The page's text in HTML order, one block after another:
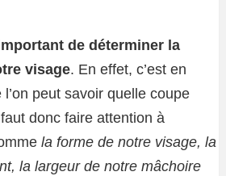
de déterminer la
visage. En effet, c’est en
peut savoir quelle coupe
donc faire attention à
la forme de notre visage, la
la largeur de notre mâchoire